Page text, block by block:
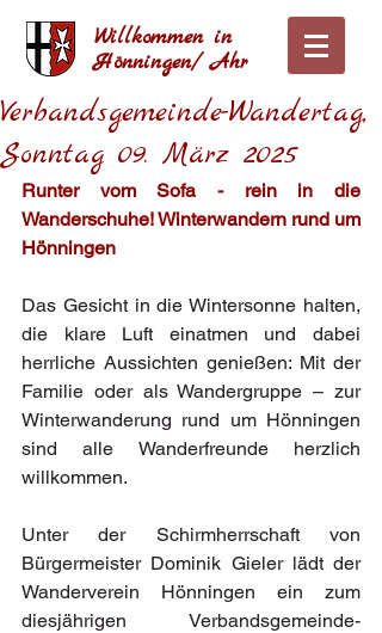
Willkommen in
Hönningen/ Ahr
Verbandsgemeinde-Wandertag,
Sonntag 09. März 2025
Runter vom Sofa - rein in die
Wanderschuhe! Winterwandern rund um
Hönningen
Das Gesicht in die Wintersonne halten,
die klare Luft einatmen und dabei
herrliche Aussichten genießen: Mit der
Familie oder als Wandergruppe – zur
Winterwanderung rund um Hönningen
sind alle Wanderfreunde herzlich
willkommen.
Unter der Schirmherrschaft von
Bürgermeister Dominik Gieler lädt der
Wanderverein Hönningen ein zum
diesjährigen Verbandsgemeinde-